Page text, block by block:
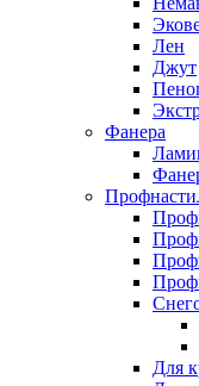
Лен
Джут
Фанера
Для